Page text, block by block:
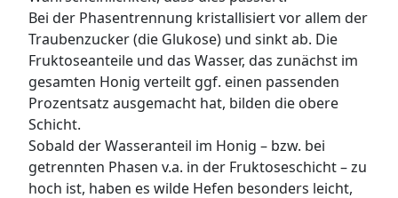
Bei der Phasentrennung kristallisiert vor allem der
Traubenzucker (die Glukose) und sinkt ab. Die
Fruktoseanteile und das Wasser, das zunächst im
gesamten Honig verteilt ggf. einen passenden
Prozentsatz ausgemacht hat, bilden die obere
Schicht.
Sobald der Wasseranteil im Honig – bzw. bei
getrennten Phasen v.a. in der Fruktoseschicht – zu
hoch ist, haben es wilde Hefen besonders leicht,